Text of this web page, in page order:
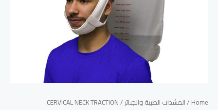
Home
/المشدات الطبية والجبائر / CERVICAL NECK TRACTION